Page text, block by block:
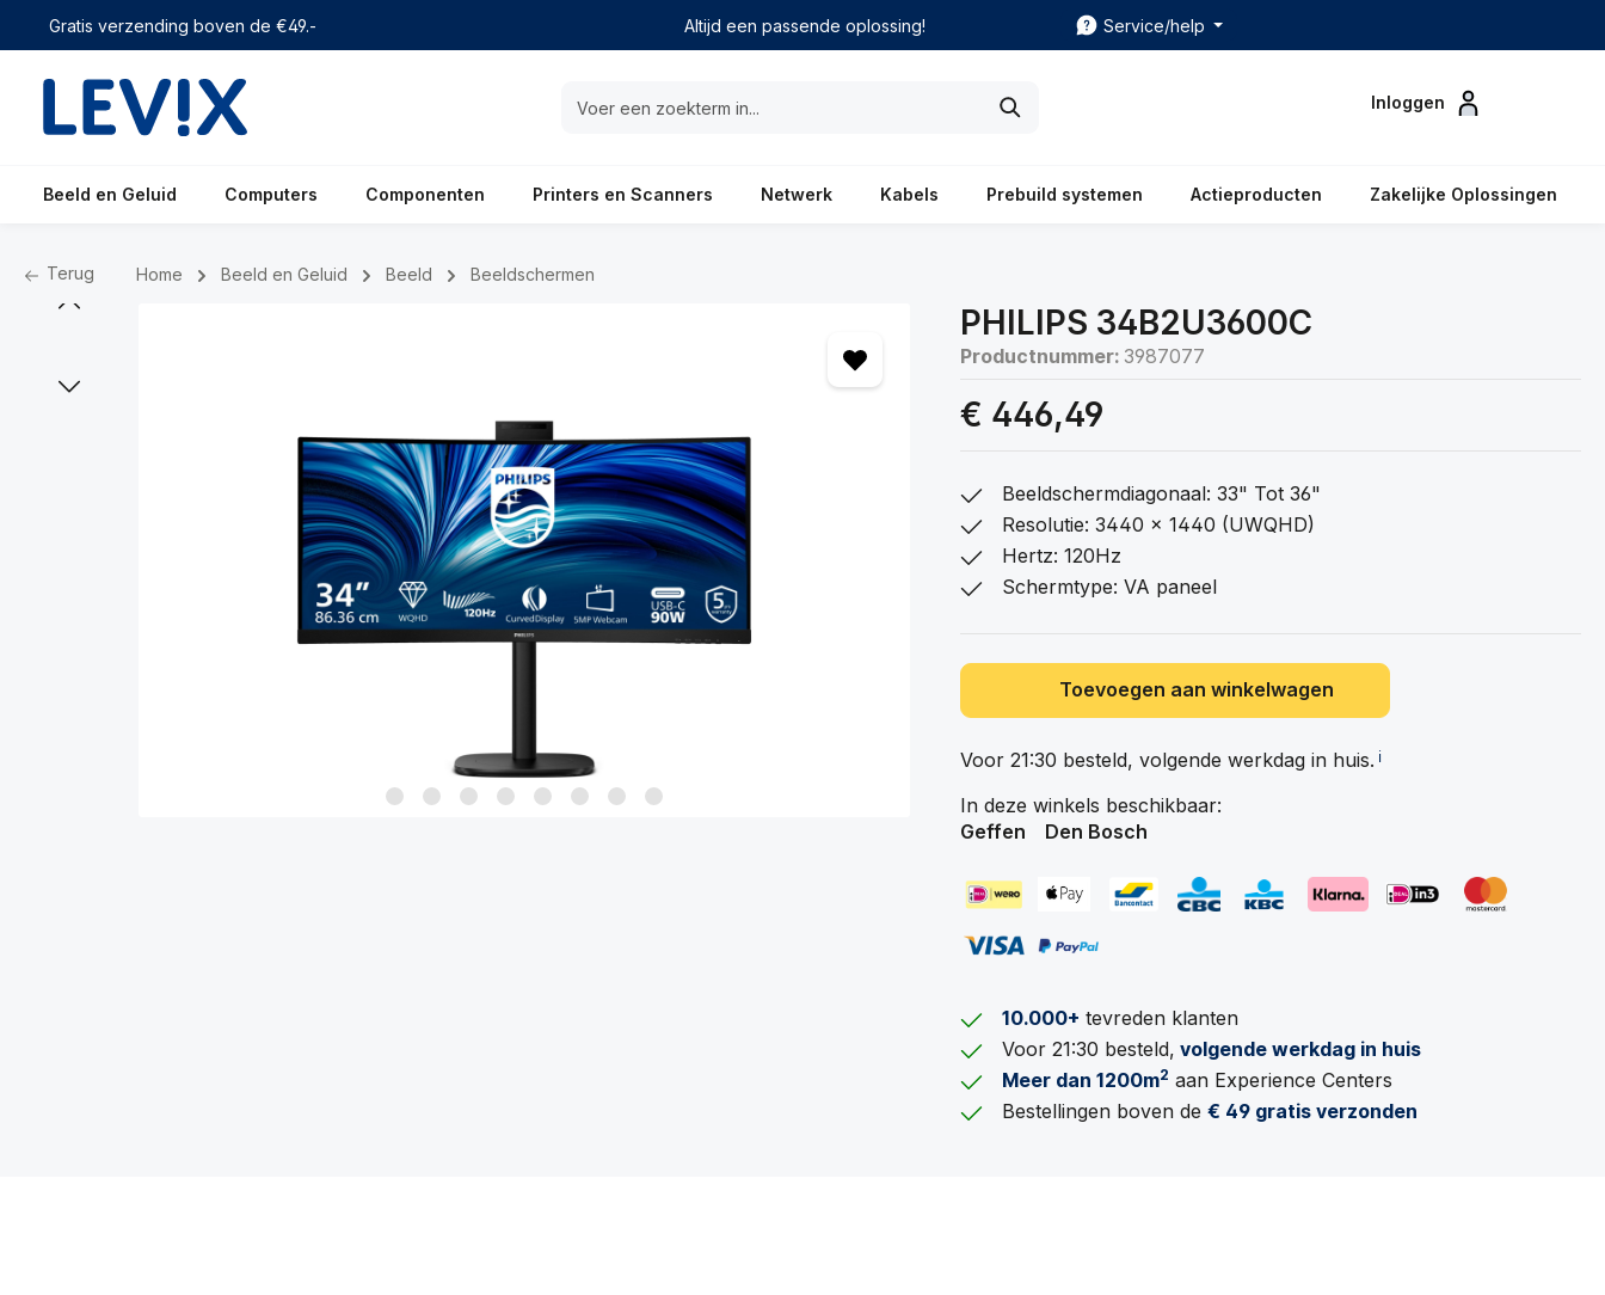
Ga naar de hoofdnavigatie
Gratis verzending boven de €49.- Altijd een passende oplossing! Service/help
Inloggen
Beeld en Geluid Computers Componenten Printers en Scanners Netwerk Kabels Prebuild systemen Actieproducten Zakelijke Oplossingen
Terug Home Beeld en Geluid Beeld Beeldschermen
PHILIPS 34B2U3600C
Productnummer: 3987077
€ 446,49
Beeldschermdiagonaal: 33" Tot 36"
Resolutie: 3440 x 1440 (UWQHD)
Hertz: 120Hz
Schermtype: VA paneel
Toevoegen aan winkelwagen
Voor 21:30 besteld, volgende werkdag in huis. ℹ️
In deze winkels beschikbaar:
Geffen
Den Bosch
10.000+ tevreden klanten
Voor 21:30 besteld, volgende werkdag in huis
Meer dan 1200m2 aan Experience Centers
Bestellingen boven de€ 49 gratis verzonden